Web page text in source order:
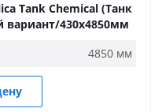
Tank Chemical (Танк
430х4850мм
4850 мм